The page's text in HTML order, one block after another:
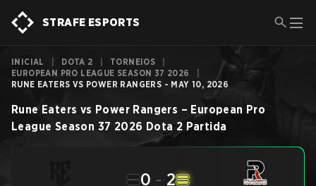
STRAFE ESPORTS
INICIAL DOTA 2 TORNEIOS
EUROPEAN PRO LEAGUE SEASON 37 2026
RUNE EATERS VS POWER RANGERS - MAY 10, 2026
Rune Eaters vs Power Rangers – European Pro
League Season 37 2026 Dota 2 Partida
0 - 2